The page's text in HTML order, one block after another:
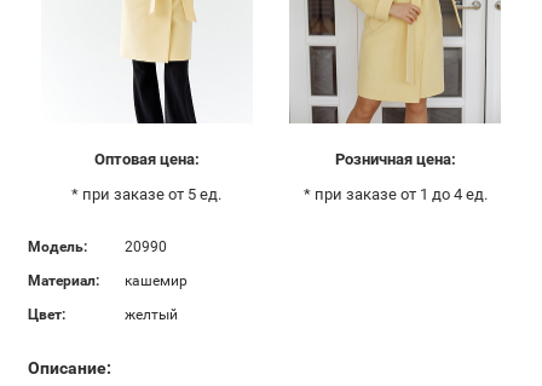
Оптовая цена:
* при заказе от 5 ед.
Розничная цена:
* при заказе от 1 до 4 ед.
Модель:
20990
Материал:
кашемир
Цвет:
желтый
Описание: